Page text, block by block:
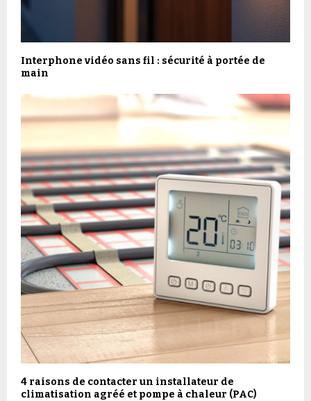
Interphone vidéo sans fil : sécurité à portée de
main
4 raisons de contacter un installateur de
climatisation agréé et pompe à chaleur (PAC)